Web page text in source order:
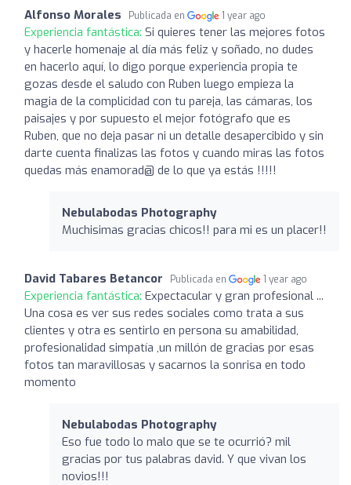
Alfonso Morales Publicada en 1 year ago
Experiencia fantástica: Si quieres tener las mejores fotos
y hacerle homenaje al día más feliz y soñado, no dudes
en hacerlo aquí, lo digo porque experiencia propia te
gozas desde el saludo con Ruben luego empieza la
magia de la complicidad con tu pareja, las cámaras, los
paisajes y por supuesto el mejor fotógrafo que es
Ruben, que no deja pasar ni un detalle desapercibido y sin
darte cuenta finalizas las fotos y cuando miras las fotos
quedas más enamorad@ de lo que ya estás !!!!!
Nebulabodas Photography
Muchisimas gracias chicos!! para mi es un placer!!
David Tabares Betancor Publicada en 1 year ago
Experiencia fantástica: Expectacular y gran profesional ...
Una cosa es ver sus redes sociales como trata a sus
clientes y otra es sentirlo en persona su amabilidad,
profesionalidad simpatía ,un millón de gracias por esas
fotos tan maravillosas y sacarnos la sonrisa en todo
momento
Nebulabodas Photography
Eso fue todo lo malo que se te ocurrió? mil
gracias por tus palabras david. Y que vivan los
novios!!!